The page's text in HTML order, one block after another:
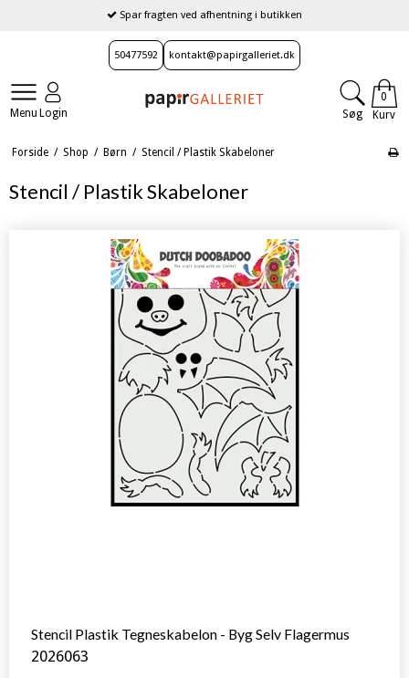
Spar fragten ved afhentning i butikken
50477592 kontakt@papirgalleriet.dk
Menu Login
0
Kurv
Søg
Forside / Shop / Børn / Stencil / Plastik Skabeloner
Stencil / Plastik Skabeloner
Stencil Plastik Tegneskabelon - Byg Selv Flagermus
2026063